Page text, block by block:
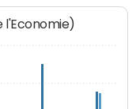
l'Economie)